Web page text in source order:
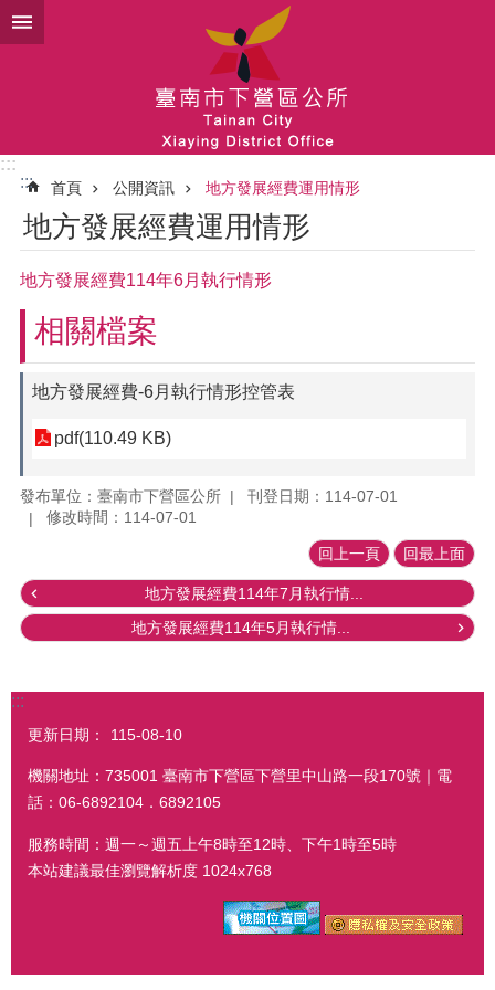
跳到主要內容區塊
:::
:::
首頁 公開資訊 地方發展經費運用情形
地方發展經費運用情形
地方發展經費114年6月執行情形
相關檔案
地方發展經費-6月執行情形控管表
pdf(110.49 KB)
發布單位：臺南市下營區公所
刊登日期：114-07-01
修改時間：114-07-01
回上一頁 回最上面
地方發展經費114年7月執行情...
地方發展經費114年5月執行情...
:::
更新日期： 115-08-10
機關地址：735001 臺南市下營區下營里中山路一段170號｜電
話：06-6892104．6892105
服務時間：週一～週五上午8時至12時、下午1時至5時
本站建議最佳瀏覽解析度 1024x768